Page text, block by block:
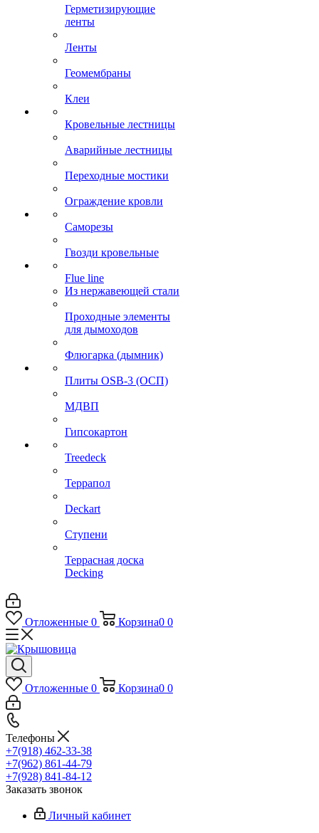
Герметизирующие
ленты
Ленты
Геомембраны
Клеи
Кровельные лестницы
Аварийные лестницы
Переходные мостики
Ограждение кровли
Саморезы
Гвозди кровельные
Flue line
Из нержавеющей стали
Проходные элементы
для дымоходов
Флюгарка (дымник)
Плиты OSB-3 (ОСП)
МДВП
Гипсокартон
Treedeck
Террапол
Deckart
Ступени
Террасная доска
Decking
Отложенные 0 Корзина0 0
Отложенные 0 Корзина0 0
Телефоны
+7(918) 462-33-38
+7(962) 861-44-79
+7(928) 841-84-12
Заказать звонок
Личный кабинет